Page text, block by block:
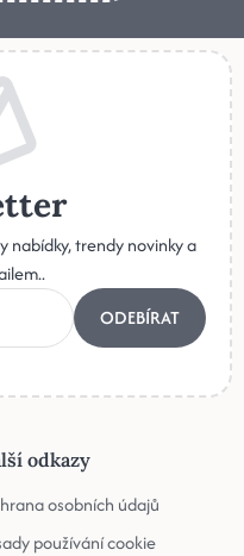
nabídky, trendy novinky a
ODEBÍRAT
odkazy
osobních údajů
používání cookie